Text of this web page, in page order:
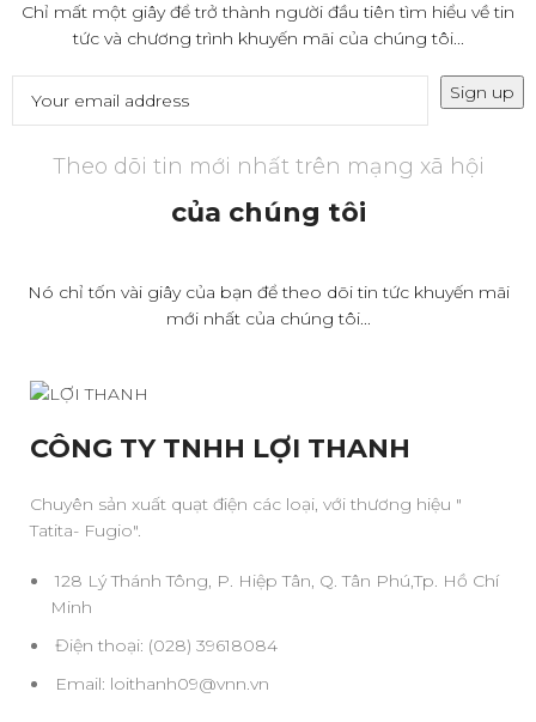
Chỉ mất một giây để trở thành người đầu tiên tìm hiểu về tin
tức và chương trình khuyến mãi của chúng tôi...
Theo dõi tin mới nhất trên mạng xã hội
của chúng tôi
Nó chỉ tốn vài giây của bạn để theo dõi tin tức khuyến mãi
mới nhất của chúng tôi...
CÔNG TY TNHH LỢI THANH
Chuyên sản xuất quạt điện các loại, với thương hiệu "
Tatita- Fugio".
128 Lý Thánh Tông, P. Hiệp Tân, Q. Tân Phú,Tp. Hồ Chí
Minh
Điện thoại: (028) 39618084
Email: loithanh09@vnn.vn